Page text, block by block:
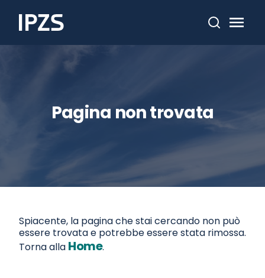
Cerca
Pagina non trovata
Spiacente, la pagina che stai cercando non può
essere trovata e potrebbe essere stata rimossa.
Torna alla Home.